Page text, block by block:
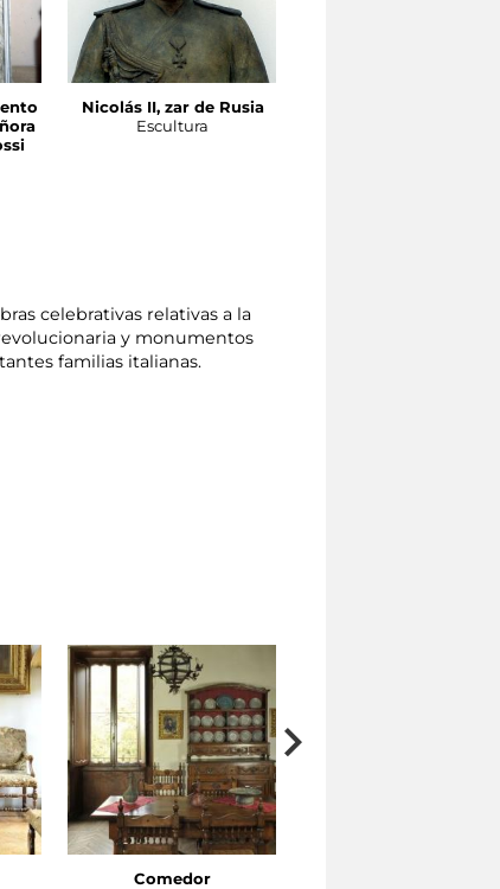
Nicolás II, zar de Rusia
Escultura
celebrativas relativas a la
y monumentos
familias italianas.
Comedor